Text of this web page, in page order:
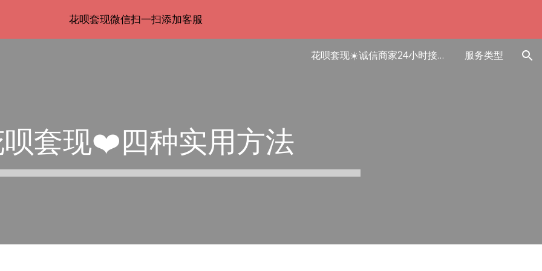
to main content花呗套现微信扫一扫添加客服
花呗套现☀️诚信商家24小时接单平台 服务类型
套现❤️四种实用方法